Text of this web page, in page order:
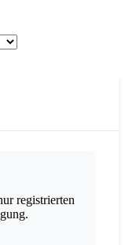
registrierten